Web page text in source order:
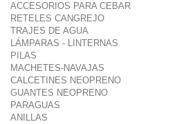
ACCESORIOS PARA CEBAR
RETELES CANGREJO
TRAJES DE AGUA
LÁMPARAS - LINTERNAS
PILAS
MACHETES-NAVAJAS
CALCETINES NEOPRENO
GUANTES NEOPRENO
PARAGUAS
ANILLAS